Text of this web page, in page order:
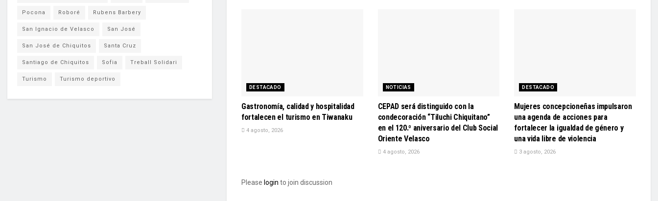
DESTACADO
Gastronomía, calidad y hospitalidad
fortalecen el turismo en Tiwanaku
4 agosto, 2026
NOTICIAS
CEPAD será distinguido con la
condecoración “Tiluchi Chiquitano”
en el 120.º aniversario del Club Social
Oriente Velasco
4 agosto, 2026
DESTACADO
Mujeres concepcioneñas impulsaron
una agenda de acciones para
fortalecer la igualdad de género y
una vida libre de violencia
3 agosto, 2026
Please login to join discussion
Pocona Roboré Rubens Barbery
San Ignacio de Velasco San José
San José de Chiquitos Santa Cruz
Santiago de Chiquitos Sofia Treball Solidari
Turismo Turismo deportivo